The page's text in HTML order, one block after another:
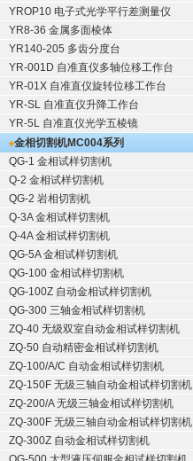
YROP10 电子式光学平行差测量仪
YR8-36 金属多面棱体
YR140-205 多齿分度台
YR-001D 自准直仪多轴位移工作台
YR-01X 自准直仪旋转位移工作台
YR-SL 自准直仪升降工作台
YR-5L 自准直仪光学五棱镜
金相切割机MC004系列
QG-1 金相试样切割机
Q-2 金相试样切割机
QG-2 岩相切割机
Q-3A 金相试样切割机
Q-4A 金相试样切割机
QG-5A 金相试样切割机
QG-100 金相试样切割机
QG-100Z 自动金相试样切割机
QG-300 三轴金相试样切割机
ZQ-40 无级双室自动金相试样切割机
ZQ-50 自动精密金相试样切割机
ZQ-100/A/C 自动金相试样切割机
ZQ-150F 无级三轴自动金相试样切割机
ZQ-200/A 无级三轴金相试样切割机
ZQ-300F 无级三轴自动金相试样切割机
ZQ-300Z 自动金相试样切割机